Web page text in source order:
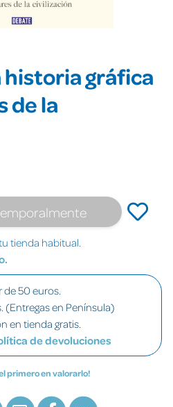
historia gráfica
de la
tienda habitual.
de 50 euros.
(Entregas en Península)
en tienda gratis.
de devoluciones
el primero en valorarlo!